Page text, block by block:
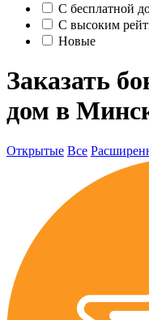
C бесплатной
С высоким
Новые
Заказать
дом в
Открытые Все